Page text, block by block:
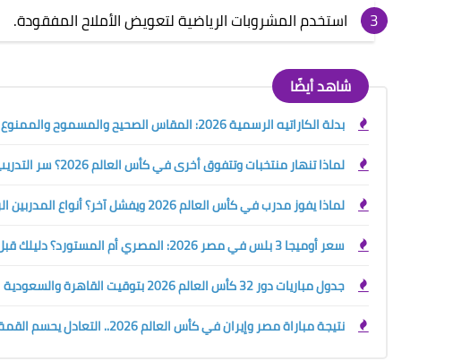
استخدم المشروبات الرياضية لتعويض الأملاح المفقودة.
شاهد أيضًا
بدلة الكاراتيه الرسمية 2026: المقاس الصحيح والمسموح والممنوع قبل الشراء أو البطولة
لماذا تنهار منتخبات وتتفوق أخرى في كأس العالم 2026؟ سر التدريب الرياضي الحديث
لماذا يفوز مدرب في كأس العالم 2026 ويفشل آخر؟ أنواع المدربين الرياضيين وسر صناعة البطل
سعر أوميجا 3 بلس في مصر 2026: المصري أم المستورد؟ دليلك قبل الشراء
جدول مباريات دور 32 كأس العالم 2026 بتوقيت القاهرة والسعودية
نتيجة مباراة مصر وإيران في كأس العالم 2026.. التعادل يحسم القمة ومحمود صابر يكتب البداية